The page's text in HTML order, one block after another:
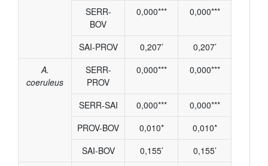
SERR-
BOV
0,000*** 0,000***
SAI-PROV 0,207’
0,207’
A.
coeruleus
SERR-
PROV
0,000*** 0,000***
SERR-SAI 0,000***
0,000***
PROV-BOV
0,010*
0,010*
SAI-BOV
0,155’
0,155’